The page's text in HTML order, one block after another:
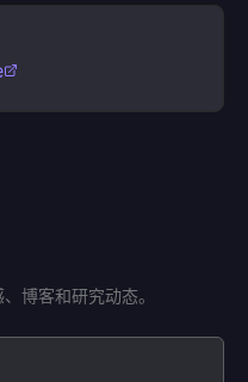
博客和研究动态。